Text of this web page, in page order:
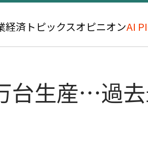
経済 トピックスオピニオンAI
台生産…過